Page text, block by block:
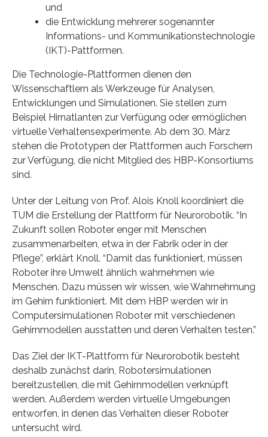
und
die Entwicklung mehrerer sogenannter
Informations- und Kommunikationstechnologie
(IKT)-Pattformen.
Die Technologie-Plattformen dienen den
Wissenschaftlern als Werkzeuge für Analysen,
Entwicklungen und Simulationen. Sie stellen zum
Beispiel Hirnatlanten zur Verfügung oder ermöglichen
virtuelle Verhaltensexperimente. Ab dem 30. März
stehen die Prototypen der Plattformen auch Forschern
zur Verfügung, die nicht Mitglied des HBP-Konsortiums
sind.
Unter der Leitung von Prof. Alois Knoll koordiniert die
TUM die Erstellung der Plattform für Neurorobotik. “In
Zukunft sollen Roboter enger mit Menschen
zusammenarbeiten, etwa in der Fabrik oder in der
Pflege”, erklärt Knoll. “Damit das funktioniert, müssen
Roboter ihre Umwelt ähnlich wahrnehmen wie
Menschen. Dazu müssen wir wissen, wie Wahrnehmung
im Gehirn funktioniert. Mit dem HBP werden wir in
Computersimulationen Roboter mit verschiedenen
Gehirnmodellen ausstatten und deren Verhalten testen.”
Das Ziel der IKT-Plattform für Neurorobotik besteht
deshalb zunächst darin, Robotersimulationen
bereitzustellen, die mit Gehirnmodellen verknüpft
werden. Außerdem werden virtuelle Umgebungen
entworfen, in denen das Verhalten dieser Roboter
untersucht wird.